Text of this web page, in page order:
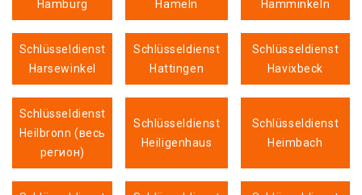
Hamburg
Hameln
Hamminkeln
Schlüsseldienst
Harsewinkel
Schlüsseldienst
Hattingen
Schlüsseldienst
Havixbeck
Schlüsseldienst
Heilbronn (весь
регион)
Schlüsseldienst
Heiligenhaus
Schlüsseldienst
Heimbach